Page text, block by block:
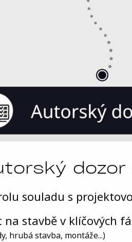
dozor
souladu s
na stavbě v klíčových
hrubá stavba, montáže...)